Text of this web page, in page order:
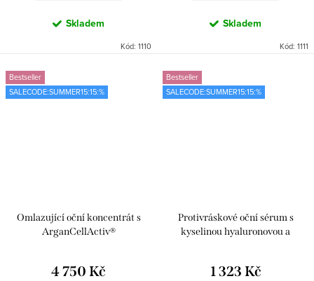
Skladem
Kód: 1110
Skladem
Kód: 1111
Bestseller
SALECODE:SUMMER15:15:%
Omlazující oční koncentrát s
ArganCellActiv®
4 750 Kč
Bestseller
SALECODE:SUMMER15:15:%
Protivráskové oční sérum s
kyselinou hyaluronovou a
1 323 Kč